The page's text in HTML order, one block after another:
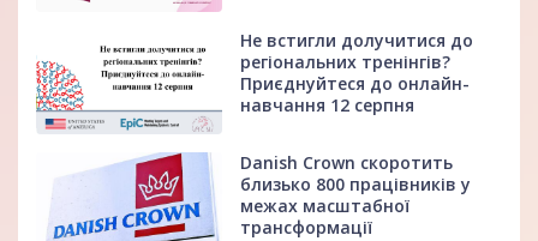
Не встигли долучитися до
регіональних тренінгів?
Приєднуйтеся до онлайн-
навчання 12 серпня
Danish Crown скоротить
близько 800 працівників у
межах масштабної
трансформації